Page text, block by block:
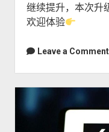
继续提升，本次升
欢迎体验
Leave a Comment